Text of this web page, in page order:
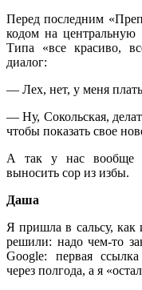
Перед последним
кодом на центральную
Типа «все красиво,
диалог:
— Лех, нет, у меня
— Ну, Сокольская,
чтобы показать свое
А так у нас вообще
выносить сор из избы.
Даша
Я пришла в сальсу,
решили: надо чем-то
Google: первая
через полгода, а я